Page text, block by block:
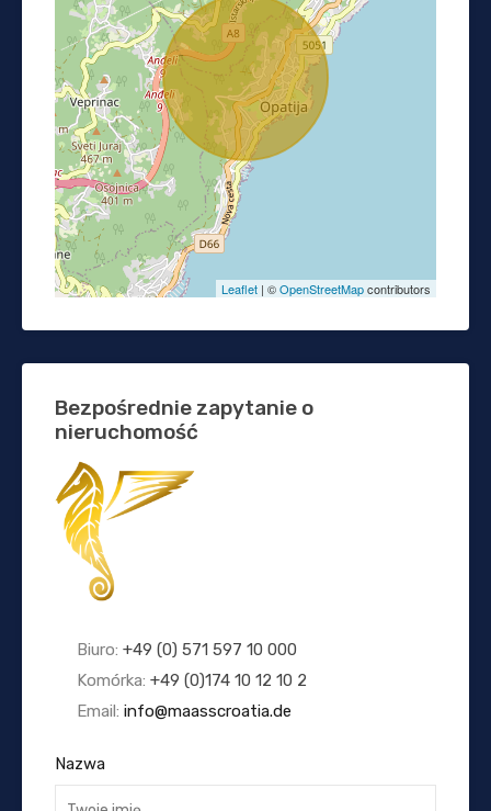
Leaflet | ©OpenStreetMapcontributors
Bezpośrednie zapytanie o
nieruchomość
Biuro: +49 (0) 571 597 10 000
Komórka: +49 (0)174 10 12 10 2
Email: info@maasscroatia.de
Nazwa